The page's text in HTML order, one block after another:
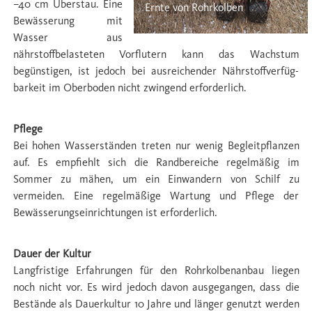
Ernte von Rohrkolben
–40 cm Überstau. Eine
Bewässerung mit
Wasser aus
nährstoffbelasteten Vorﬂutern kann das Wachstum
begünstigen, ist jedoch bei ausreichender Nährstoffverfüg-
barkeit im Oberboden nicht zwingend erforderlich.
Pflege
Bei hohen Wasserständen treten nur wenig Begleitpﬂanzen
auf. Es empﬁehlt sich die Randbereiche regelmäßig im
Sommer zu mähen, um ein Einwandern von Schilf zu
vermeiden. Eine regelmäßige Wartung und Pﬂege der
Bewässerungseinrichtungen ist erforderlich.
Dauer der Kultur
Langfristige Erfahrungen für den Rohrkolbenanbau liegen
noch nicht vor. Es wird jedoch davon ausgegangen, dass die
Bestände als Dauerkultur 10 Jahre und länger genutzt werden